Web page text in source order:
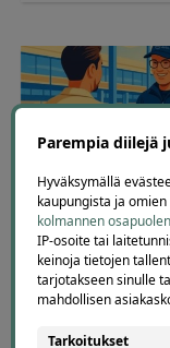
Helsinki-Vantaan
lentokentän
valet-pysäköinti
Aveil Oy
Parempia diilejä
Hyväksymällä
kaupungista ja
kolmannen
IP-osoite tai
keinoja tietojen
tarjotakseen sinulle
mahdollisen
Tarkoitukset